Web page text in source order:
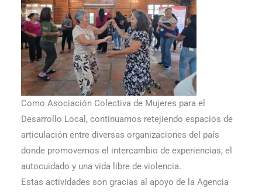
Como Asociación Colectiva de Mujeres para el
Desarrollo Local, continuamos retejiendo espacios de
articulación entre diversas organizaciones del país
donde promovemos el intercambio de experiencias, el
autocuidado y una vida libre de violencia.
Estas actividades son gracias al apoyo de la Agencia